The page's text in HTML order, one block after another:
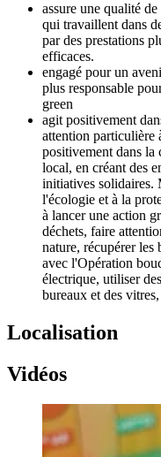
assure une qualité
qui travaillent dans
par des prestations
efficaces.
engagé pour un
plus responsable
green
agit positivement
attention particulière
positivement dans la
local, en créant des
initiatives solidaires.
l'écologie et à la
à lancer une action
déchets, faire
nature, récupérer les
avec l'Opération
électrique, utiliser
bureaux et des vitres,
Localisation
Vidéos